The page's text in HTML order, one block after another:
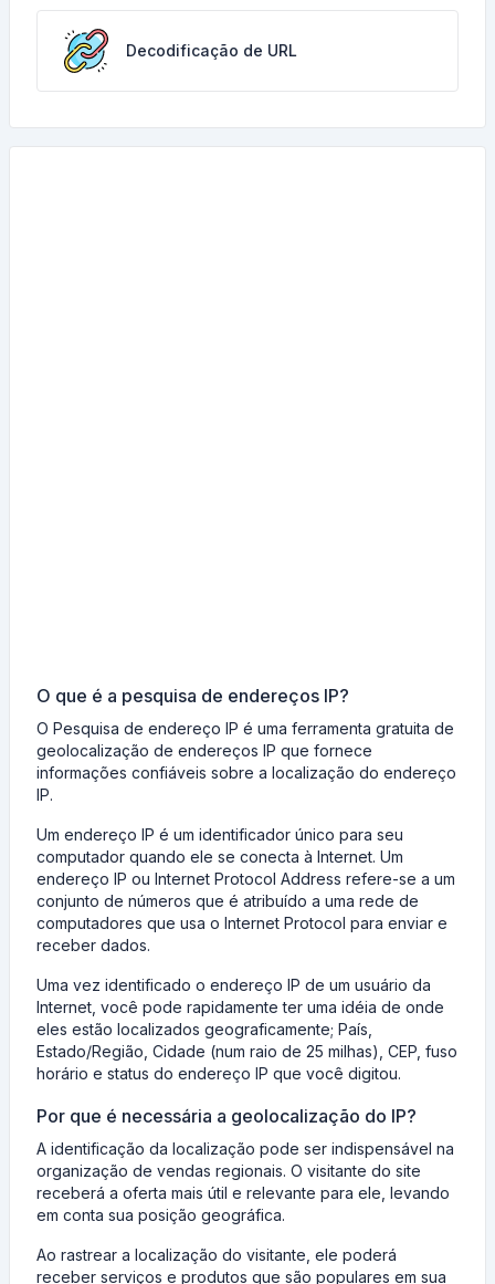
Decodificação de URL
O que é a pesquisa de endereços IP?
O Pesquisa de endereço IP é uma ferramenta gratuita de
geolocalização de endereços IP que fornece
informações confiáveis sobre a localização do endereço
IP.
Um endereço IP é um identificador único para seu
computador quando ele se conecta à Internet. Um
endereço IP ou Internet Protocol Address refere-se a um
conjunto de números que é atribuído a uma rede de
computadores que usa o Internet Protocol para enviar e
receber dados.
Uma vez identificado o endereço IP de um usuário da
Internet, você pode rapidamente ter uma idéia de onde
eles estão localizados geograficamente; País,
Estado/Região, Cidade (num raio de 25 milhas), CEP, fuso
horário e status do endereço IP que você digitou.
Por que é necessária a geolocalização do IP?
A identificação da localização pode ser indispensável na
organização de vendas regionais. O visitante do site
receberá a oferta mais útil e relevante para ele, levando
em conta sua posição geográfica.
Ao rastrear a localização do visitante, ele poderá
receber serviços e produtos que são populares em sua